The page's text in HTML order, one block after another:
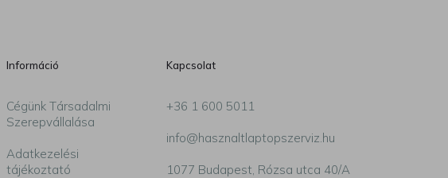
Információ
Cégünk Társadalmi
Szerepvállalása
Adatkezelési
tájékoztató
Kapcsolat
+36 1 600 5011
info@hasznaltlaptopszerviz.hu
1077 Budapest, Rózsa utca 40/A